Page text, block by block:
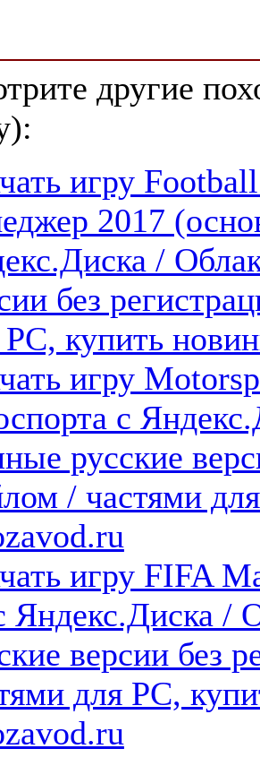
другие
игру
2017
/
без
PC, купить
игру
с
русские
/ частями
игру FIFA
Яндекс.Диска /
версии без
для PC,